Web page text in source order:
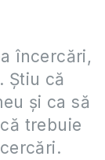
încercări,
Știu că
și ca să
trebuie